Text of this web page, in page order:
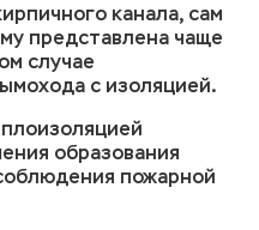
канала, сам
представлена чаще
случае
с изоляцией.
образования
пожарной